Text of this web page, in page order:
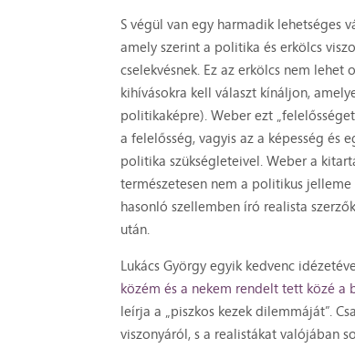
S végül van egy harmadik lehetséges
amely szerint a politika és erkölcs
cselekvésnek. Ez az erkölcs nem
kihívásokra kell választ kínáljon,
politikaképre). Weber ezt
a felelősség, vagyis az a képesség és
politika szükségleteivel. Weber a
természetesen nem a politikus
hasonló szellemben író realista
után.
Lukács György egyik kedvenc
közém és a nekem rendelt tett közé a
leírja a „piszkos kezek dilemmáját”.
viszonyáról, s a realistákat valójában